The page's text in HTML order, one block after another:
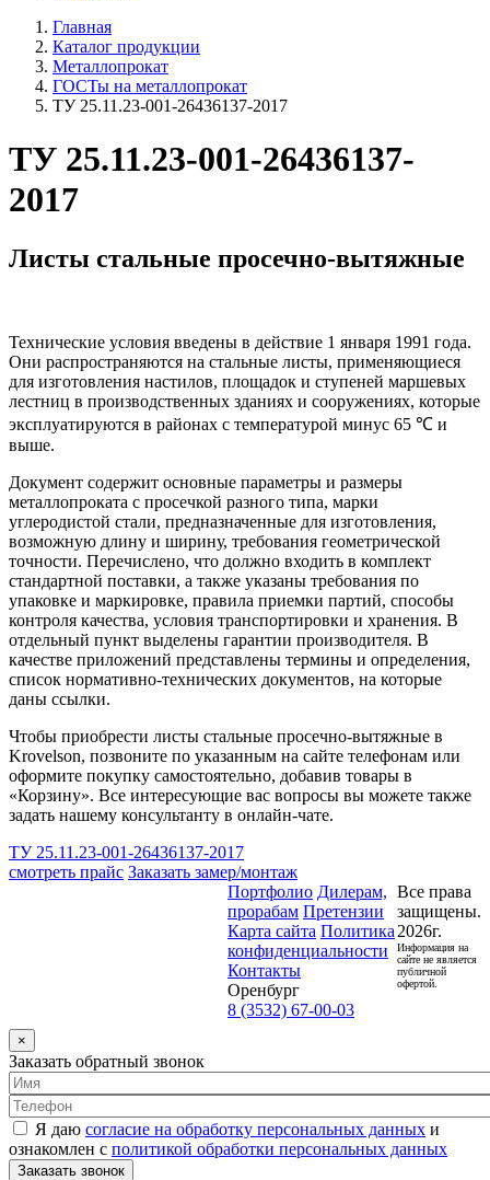
Главная
Каталог продукции
Металлопрокат
ГОСТы на металлопрокат
ТУ 25.11.23-001-26436137-2017
ТУ 25.11.23-001-26436137-
2017
Листы стальные просечно-вытяжные
Технические условия введены в действие 1 января 1991 года.
Они распространяются на стальные листы, применяющиеся
для изготовления настилов, площадок и ступеней маршевых
лестниц в производственных зданиях и сооружениях, которые
эксплуатируются в районах с температурой минус 65 ℃ и
выше.
Документ содержит основные параметры и размеры
металлопроката с просечкой разного типа, марки
углеродистой стали, предназначенные для изготовления,
возможную длину и ширину, требования геометрической
точности. Перечислено, что должно входить в комплект
стандартной поставки, а также указаны требования по
упаковке и маркировке, правила приемки партий, способы
контроля качества, условия транспортировки и хранения. В
отдельный пункт выделены гарантии производителя. В
качестве приложений представлены термины и определения,
список нормативно-технических документов, на которые
даны ссылки.
Чтобы приобрести листы стальные просечно-вытяжные в
Krovelson, позвоните по указанным на сайте телефонам или
оформите покупку самостоятельно, добавив товары в
«Корзину». Все интересующие вас вопросы вы можете также
задать нашему консультанту в онлайн-чате.
ТУ 25.11.23-001-26436137-2017
смотреть прайс Заказать замер/монтаж
Портфолио Дилерам,
прорабам Претензии
Карта сайта Политика
конфиденциальности
Контакты
Оренбург
8 (3532) 67-00-03
Все права
защищены.
2026г.
Информация на
сайте не является
публичной
офертой.
×
Заказать обратный звонок
Я даю согласие на обработку персональных данных и
ознакомлен с политикой обработки персональных данных
Заказать звонок